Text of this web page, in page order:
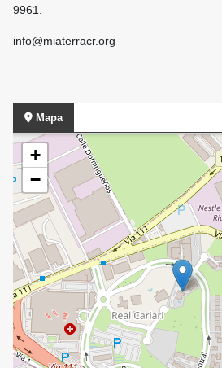
9961.
info@miaterracr.org
Mapa
+
−